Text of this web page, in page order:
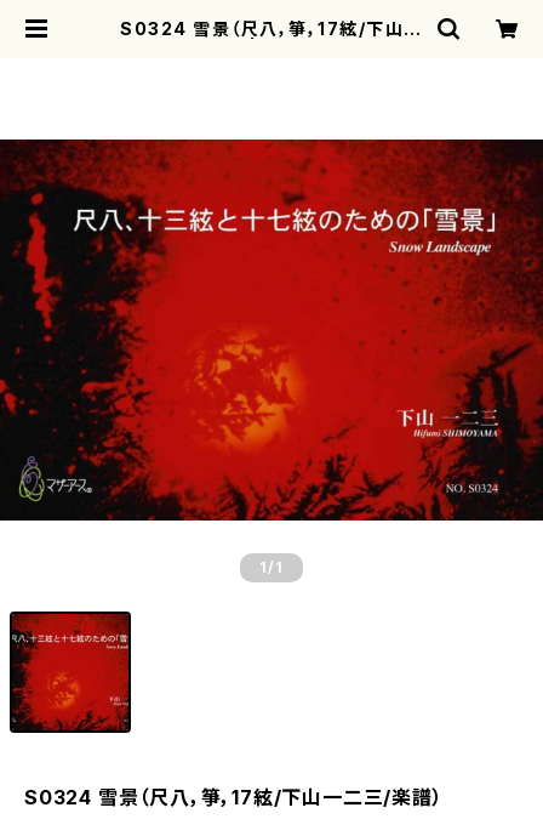
S0324 雪景（尺八，箏，17絃/下山一
1 /1
S0324 雪景（尺八，箏，17絃/下山一二三/楽譜）